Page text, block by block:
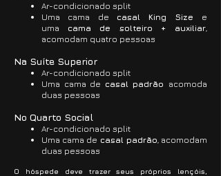
Ar-condicionado split
Uma cama de casal King Size e
uma
cama de solteiro + auxiliar,
acomodam quatro pessoas
Na Suíte Superior
Ar-condicionado split
Uma cama de casal padrãoacomoda
duas pessoas
No Quarto Social
Ar-condicionado split
Uma cama de casal padrão, acomodam
duas pessoas
O hóspede deve trazer seus próprios lençóis,